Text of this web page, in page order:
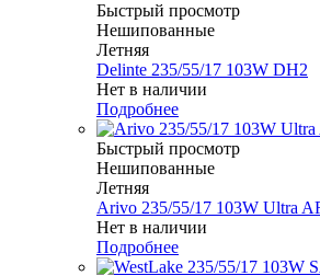
Быстрый просмотр
Нешипованные
Летняя
Delinte 235/55/17 103W DH2
Нет в наличии
Подробнее
Быстрый просмотр
Нешипованные
Летняя
Arivo 235/55/17 103W Ultra
Нет в наличии
Подробнее